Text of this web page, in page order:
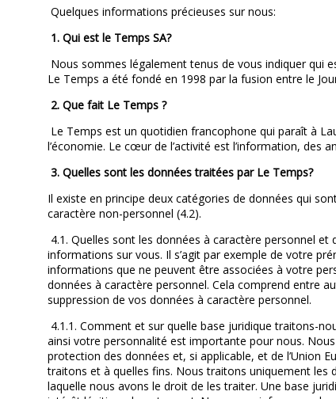
Quelques informations précieuses sur nous:
1. Qui est le Temps SA?
Nous sommes légalement tenus de vous indiquer qui
Le Temps a été fondé en 1998 par la fusion entre le
2. Que fait Le Temps ?
Le Temps est un quotidien francophone qui paraît à
l’économie. Le cœur de l’activité est l’information, des
3. Quelles sont les données traitées par Le Temps?
Il existe en principe deux catégories de données qui
caractère non-personnel (4.2).
4.1. Quelles sont les données à caractère personnel
informations sur vous. Il s’agit par exemple de votre
informations que ne peuvent être associées à votre
données à caractère personnel. Cela comprend entre
suppression de vos données à caractère personnel.
4.1.1. Comment et sur quelle base juridique traitons-
ainsi votre personnalité est importante pour nous.
protection des données et, si applicable, et de l’Union
traitons et à quelles fins. Nous traitons uniquement les
laquelle nous avons le droit de les traiter. Une base